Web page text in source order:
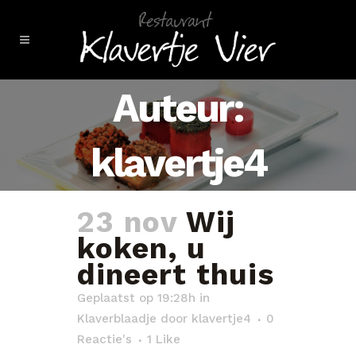
Auteur:
klavertje4
23 nov Wij
koken, u
dineert thuis
Geplaatst op 19:28h in
Klaverblaadje door klavertje4
0
Reactie's
1 Like